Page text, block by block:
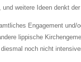
und weitere Ideen denkt
Engagement
lippische
diesmal noch nicht